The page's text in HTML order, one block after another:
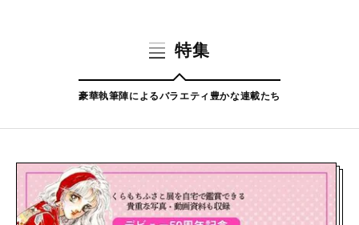
特集
豪華執筆陣によるバラエティ豊かな連載たち